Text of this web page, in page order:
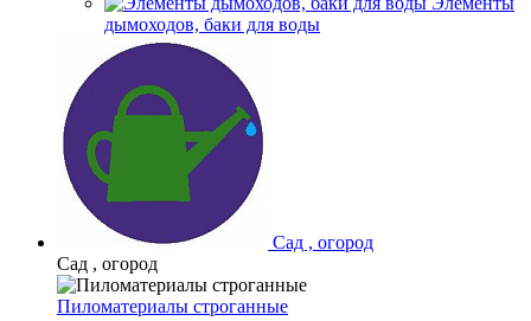
дымоходов, баки для воды
Сад , огород
Сад , огород
Пиломатериалы строганные